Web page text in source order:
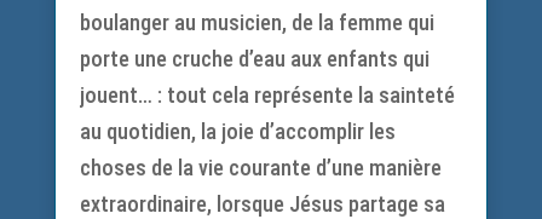
boulanger au musicien, de la femme qui
porte une cruche d’eau aux enfants qui
jouent… : tout cela représente la sainteté
au quotidien, la joie d’accomplir les
choses de la vie courante d’une manière
extraordinaire, lorsque Jésus partage sa